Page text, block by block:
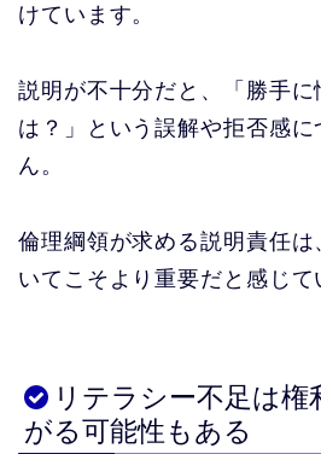
けています。
説明が不十分だと、「勝手
は？」という誤解や拒否感
ん。
倫理綱領が求める説明責任
いてこそより重要だと感じて
リテラシー不足は権
がる可能性もある